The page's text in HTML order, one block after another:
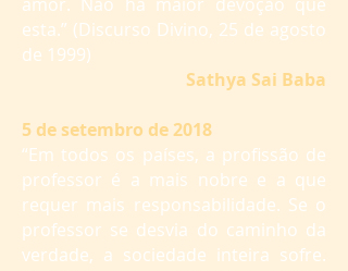
esta.” (Discurso Divino, 25 de agosto
de 1999)
Sathya Sai Baba
5 de setembro de 2018
“Em todos os países, a profissão de
professor é a mais nobre e a que
requer mais responsabilidade. Se o
professor se desvia do caminho da
verdade, a sociedade inteira sofre.